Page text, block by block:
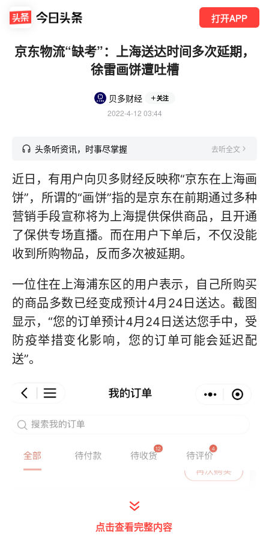
打开APP
京东物流“缺考”：上海送达时间多次延期，
徐雷画饼遭吐槽
贝多财经 关注
2022-4-12 03:44
头条听资讯，时事尽掌握 去听全文
近日，有用户向贝多财经反映称“京东在上海画
饼”，所谓的“画饼”指的是京东在前期通过多种
营销手段宣称将为上海提供保供商品，且开通
了保供专场直播。而在用户下单后，不仅没能
收到所购物品，反而多次被延期。
一位住在上海浦东区的用户表示，自己所购买
的商品多数已经变成预计4月24日送达。截图
显示，“您的订单预计4月24日送达您手中，受
防疫举措变化影响，您的订单可能会延迟配
送”。
点击查看完整内容